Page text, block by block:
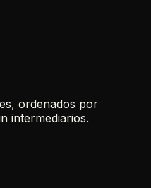
ordenados por
intermediarios.